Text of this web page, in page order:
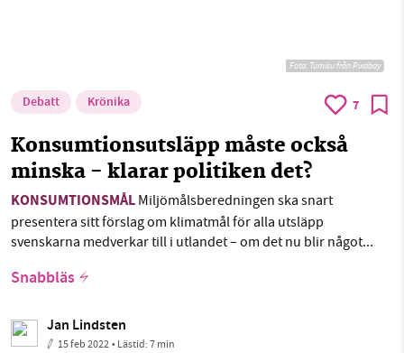
Foto: Tumisu från Pixabay
Debatt Krönika 7
Konsumtionsutsläpp måste också
minska - klarar politiken det?
KONSUMTIONSMÅL Miljömålsberedningen ska snart
presentera sitt förslag om klimatmål för alla utsläpp
svenskarna medverkar till i utlandet – om det nu blir något...
Snabbläs
Jan Lindsten
15 feb 2022• Lästid:7 min